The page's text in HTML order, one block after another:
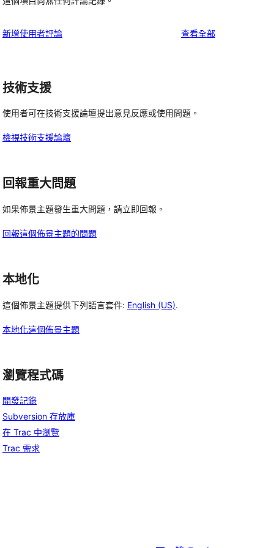
新增使用者評論 查看全部使
技術支援
使用者可在技術支援論壇提出意見反應或使用問題。
檢視技術支援論壇
回報重大問題
如果佈景主題發生重大問題，請立即回報。
回報這個佈景主題的問題
本地化
這個佈景主題提供下列語言套件: English (US).
本地化這個佈景主題
瀏覽程式碼
開發記錄
Subversion 存放庫
在 Trac 中瀏覽
Trac 需求